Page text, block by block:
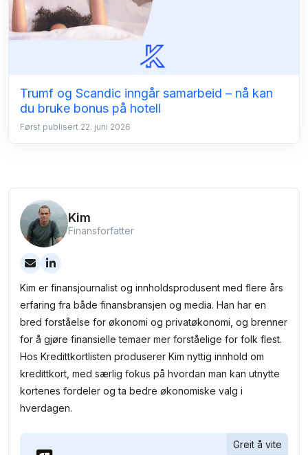
Trumf og Scandic inngår samarbeid – nå kan
du bruke bonus på hotell
Først publisert 22. juni 2026
Kim
Finansforfatter
Kim er finansjournalist og innholdsprodusent med flere års
erfaring fra både finansbransjen og media. Han har en
bred forståelse for økonomi og privatøkonomi, og brenner
for å gjøre finansielle temaer mer forståelige for folk flest.
Hos Kredittkortlisten produserer Kim nyttig innhold om
kredittkort, med særlig fokus på hvordan man kan utnytte
kortenes fordeler og ta bedre økonomiske valg i
hverdagen.
Greit å vite